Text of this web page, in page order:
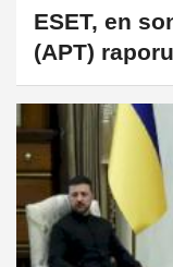
ESET, en
(APT)